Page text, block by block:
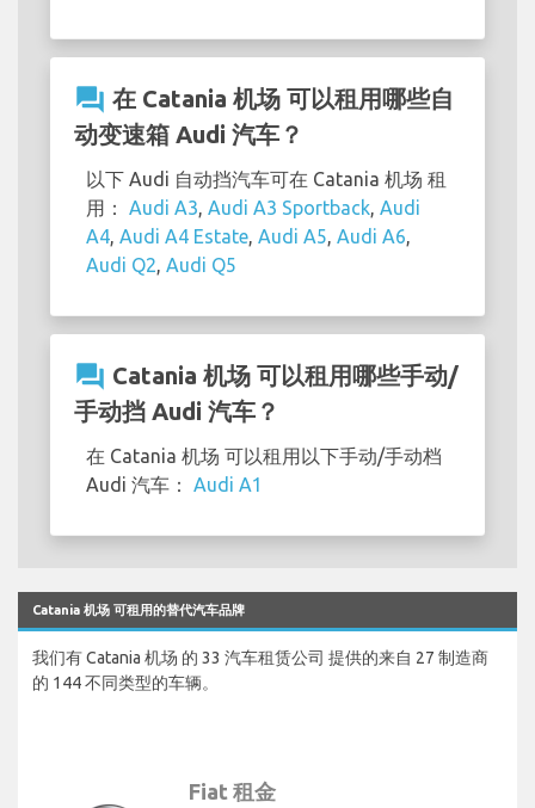
question_answer 在 Catania 机场 可以租用哪些自
动变速箱 Audi 汽车？
以下 Audi 自动挡汽车可在 Catania 机场 租
用： Audi A3 Audi A3 Sportback Audi
A4 Audi A4 Estate Audi A5 Audi A6
Audi Q2 Audi Q5
question_answer Catania 机场 可以租用哪些手动/
手动挡 Audi 汽车？
在 Catania 机场 可以租用以下手动/手动档
Audi 汽车： Audi A1
Catania 机场 可租用的替代汽车品牌
我们有 Catania 机场 的 33 汽车租赁公司 提供的来自 27 制造商
的 144 不同类型的车辆。
Fiat 租金